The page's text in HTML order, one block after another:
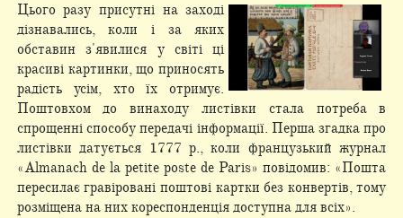
Цього разу присутні на заході
дізнавались, коли і за яких
обставин з'явилися у світі ці
красиві картинки, що приносять
радість усім, хто їх отримує.
Поштовхом до винаходу листівки стала потреба в
спрощенні способу передачі інформації. Перша згадка про
листівки датується 1777 р., коли французький журнал
«Almanach de la petite poste de Paris» повідомив: «Пошта
пересилає гравіровані поштові картки без конвертів, тому
розміщена на них кореспонденція доступна для всіх».